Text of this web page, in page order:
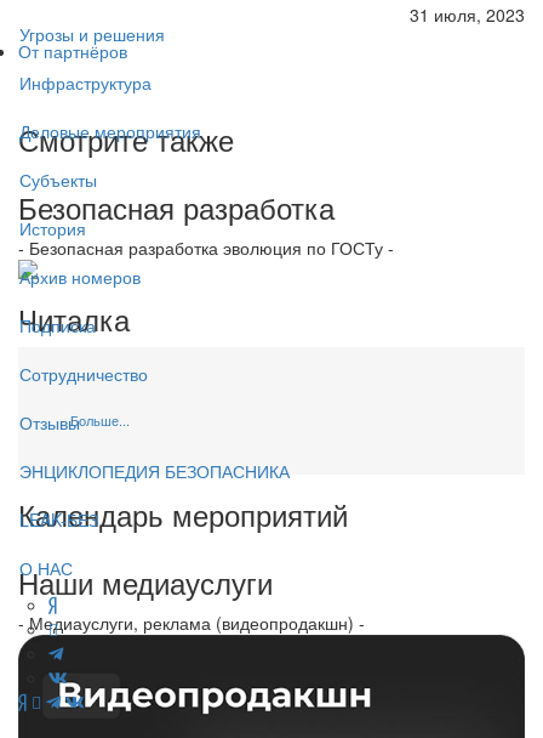
Угрозы и решения
Инфраструктура
Деловые мероприятия
Субъекты
История
Архив номеров
Подписка
Сотрудничество
Отзывы
ЭНЦИКЛОПЕДИЯ БЕЗОПАСНИКА
LEAK-БЕЗ
О НАС
31 июля, 2023
От партнёров
Смотрите также
Безопасная разработка
- Безопасная разработка эволюция по ГОСТу -
Читалка
Больше...
Календарь мероприятий
Наши медиауслуги
- Медиауслуги, реклама (видеопродакшн) -